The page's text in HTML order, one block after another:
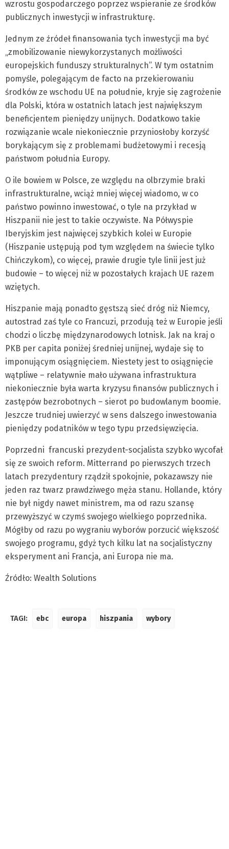
wzrostu gospodarczego poprzez wspieranie ze środków
publicznych inwestycji w infrastrukturę.
Jednym ze źródeł finansowania tych inwestycji ma być
„zmobilizowanie niewykorzystanych możliwości
europejskich funduszy strukturalnych”. W tym ostatnim
pomyśle, polegającym de facto na przekierowaniu
środków ze wschodu UE na południe, kryje się zagrożenie
dla Polski, która w ostatnich latach jest największym
beneficjentem pieniędzy unijnych. Dodatkowo takie
rozwiązanie wcale niekoniecznie przyniosłoby korzyść
borykającym się z problemami budżetowymi i recesją
państwom południa Europy.
O ile bowiem w Polsce, ze względu na olbrzymie braki
infrastrukturalne, wciąż mniej więcej wiadomo, w co
państwo powinno inwestować, o tyle na przykład w
Hiszpanii nie jest to takie oczywiste. Na Półwyspie
Iberyjskim jest najwięcej szybkich kolei w Europie
(Hiszpanie ustępują pod tym względem na świecie tylko
Chińczykom), co więcej, prawie drugie tyle linii jest już
budowie – to więcej niż w pozostałych krajach UE razem
wziętych.
Hiszpanie mają ponadto gęstszą sieć dróg niż Niemcy,
autostrad zaś tyle co Francuzi, przodują też w Europie jeśli
chodzi o liczbę międzynarodowych lotnisk. Jak na kraj o
PKB per capita poniżej średniej unijnej, wydaje się to
imponującym osiągnięciem. Niestety jest to osiągnięcie
wątpliwe – relatywnie mało używana infrastruktura
niekoniecznie była warta kryzysu finansów publicznych i
zastępów bezrobotnych – sierot po budowlanym boomie.
Jeszcze trudniej uwierzyć w sens dalszego inwestowania
pieniędzy podatników w tego typu przedsięwzięcia.
Poprzedni francuski prezydent-socjalista szybko wycofał
się ze swoich reform. Mitterrand po pierwszych trzech
latach prezydentury rządził spokojnie, pokazawszy nie
jeden raz twarz prawdziwego męża stanu. Hollande, który
nie był nigdy nawet ministrem, ma od razu szansę
przewyższyć w czymś swojego wielkiego poprzednika.
Mógłby od razu po wygraniu wyborów porzucić większość
swojego programu, gdyż tych kilku lat na socjalistyczny
eksperyment ani Francja, ani Europa nie ma.
Źródło: Wealth Solutions
TAGI: ebc europa hiszpania wybory